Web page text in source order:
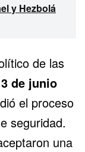
y Hezbolá
de las
de junio
el proceso
seguridad.
una